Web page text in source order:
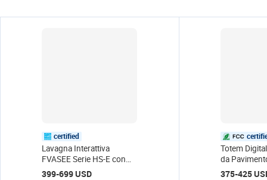
certified
Lavagna Interattiva
FVASEE Serie HS-E con
Schermo Touch a 20 Punti
399-699 USD
Totem
da
con
375-425